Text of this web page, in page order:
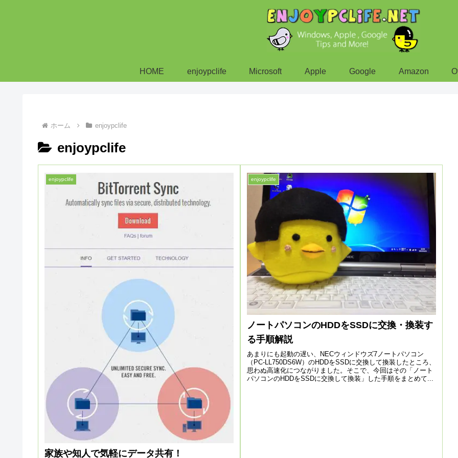
HOME enjoypclife Microsoft Apple Google Amazon
ホーム enjoypclife
enjoypclife
enjoypclife
家族や知人で気軽にデータ共有！
enjoypclife
ノートパソコンのHDDをSSDに交換・換装す
る手順解説
あまりにも起動の遅い、NECウィンドウズ7ノートパソコン
（PC-LL750DS6W）のHDDをSSDに交換して換装したところ、
思わぬ高速化につながりました。そこで、今回はその「ノート
パソコンのHDDをSSDに交換して換装」した手順をまとめて...